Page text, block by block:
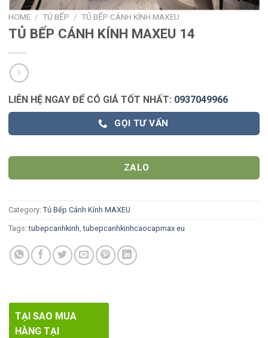
HOME / TỦ BẾP / TỦ BẾP CÁNH KÍNH MAXEU
TỦ BẾP CÁNH KÍNH MAXEU 14
LIÊN HỆ NGAY ĐỂ CÓ GIÁ TỐT NHẤT: 0937049966
GỌI TƯ VẤN
ZALO
Category: Tủ Bếp Cánh Kính MAXEU
Tags:tubepcanhkinh,tubepcanhkinhcaocapmax eu
TẠI SAO MUA
HÀNG TẠI